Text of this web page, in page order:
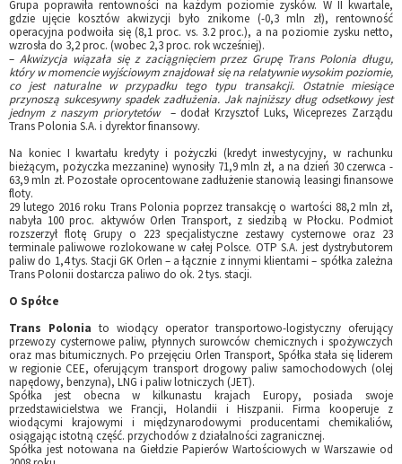
Grupa poprawiła rentowności na każdym poziomie zysków. W II kwartale,
gdzie ujęcie kosztów akwizycji było znikome (-0,3 mln zł), rentowność
operacyjna podwoiła się (8,1 proc. vs. 3.2 proc.), a na poziomie zysku netto,
wzrosła do 3,2 proc. (wobec 2,3 proc. rok wcześniej).
– Akwizycja wiązała się z zaciągnięciem przez Grupę Trans Polonia długu,
który w momencie wyjściowym znajdował się na relatywnie wysokim poziomie,
co jest naturalne w przypadku tego typu transakcji. Ostatnie miesiące
przynoszą sukcesywny spadek zadłużenia. Jak najniższy dług odsetkowy jest
jednym z naszym priorytetów – dodał Krzysztof Luks, Wiceprezes Zarządu
Trans Polonia S.A. i dyrektor finansowy.
Na koniec I kwartału kredyty i pożyczki (kredyt inwestycyjny, w rachunku
bieżącym, pożyczka mezzanine) wynosiły 71,9 mln zł, a na dzień 30 czerwca -
63,9 mln zł. Pozostałe oprocentowane zadłużenie stanowią leasingi finansowe
floty.
29 lutego 2016 roku Trans Polonia poprzez transakcję o wartości 88,2 mln zł,
nabyła 100 proc. aktywów Orlen Transport, z siedzibą w Płocku. Podmiot
rozszerzył flotę Grupy o 223 specjalistyczne zestawy cysternowe oraz 23
terminale paliwowe rozlokowane w całej Polsce. OTP S.A. jest dystrybutorem
paliw do 1,4 tys. Stacji GK Orlen – a łącznie z innymi klientami – spółka zależna
Trans Polonii dostarcza paliwo do ok. 2 tys. stacji.
O Spółce
Trans Polonia to wiodący operator transportowo-logistyczny oferujący
przewozy cysternowe paliw, płynnych surowców chemicznych i spożywczych
oraz mas bitumicznych. Po przejęciu Orlen Transport, Spółka stała się liderem
w regionie CEE, oferującym transport drogowy paliw samochodowych (olej
napędowy, benzyna), LNG i paliw lotniczych (JET).
Spółka jest obecna w kilkunastu krajach Europy, posiada swoje
przedstawicielstwa we Francji, Holandii i Hiszpanii. Firma kooperuje z
wiodącymi krajowymi i międzynarodowymi producentami chemikaliów,
osiągając istotną część. przychodów z działalności zagranicznej.
Spółka jest notowana na Giełdzie Papierów Wartościowych w Warszawie od